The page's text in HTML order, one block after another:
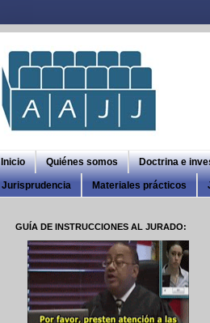
Inicio Quiénes somos Doctrina e
Jurisprudencia Materiales prácticos
GUÍA DE INSTRUCCIONES AL JURADO: